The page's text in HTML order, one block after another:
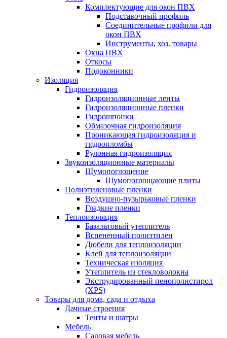
Комплектующие для окон ПВХ
Подставочный профиль
Соединительные профили для
окон ПВХ
Инструменты, хоз. товары
Окна ПВХ
Откосы
Подоконники
Изоляция
Гидроизоляция
Гидроизоляционные ленты
Гидроизоляционные пленки
Гидрошпонки
Обмазочная гидроизоляция
Проникающая гидроизоляция и
гидропломбы
Рулонная гидроизоляция
Звукоизоляционные материалы
Шумопоглощение
Шумопоглощающие плиты
Полиэтиленовые пленки
Воздушно-пузырьковые пленки
Гладкие пленки
Теплоизоляция
Базальтовый утеплитель
Вспененный полиэтилен
Дюбели для теплоизоляции
Клей для теплоизоляции
Техническая изоляция
Утеплитель из стекловолокна
Экструдированный пенополистирол
(XPS)
Товары для дома, сада и отдыха
Дачные строения
Тенты и шатры
Мебель
Садовая мебель